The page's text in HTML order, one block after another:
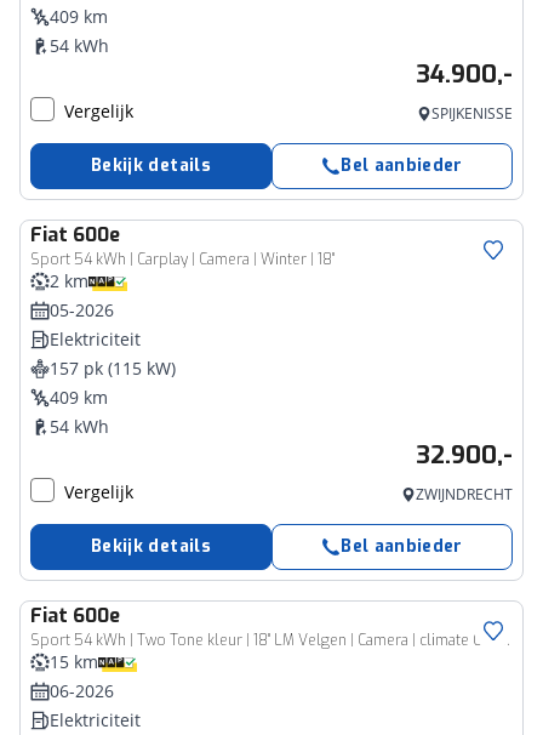
409 km
54 kWh
34.900,-
Vergelijk SPIJKENISSE
Bekijk details Bel aanbieder
Fiat 600e
Sport 54 kWh | Carplay | Camera | Winter | 18"
2 km
05-2026
Elektriciteit
157 pk (115 kW)
409 km
54 kWh
32.900,-
Vergelijk ZWIJNDRECHT
Bekijk details Bel aanbieder
Fiat 600e
Sport 54 kWh | Two Tone kleur | 18" LM Velgen | Camera | climate Control | Alacantara/ Leder |
15 km
06-2026
Elektriciteit